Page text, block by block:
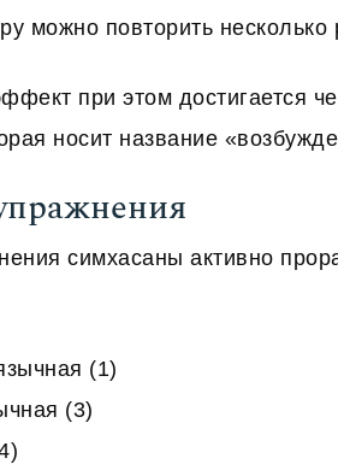
можно повторить несколько
при этом достигается
носит название
симхасаны активно
(1)
(3)